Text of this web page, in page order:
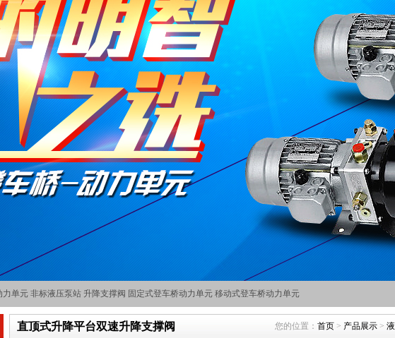
力单元 非标液压泵站 升降支撑阀 固定式登车桥动力单元 移动式登车桥动力单元
直顶式升降平台双速升降支撑阀 您的位置： 首页 > 产品展示 >